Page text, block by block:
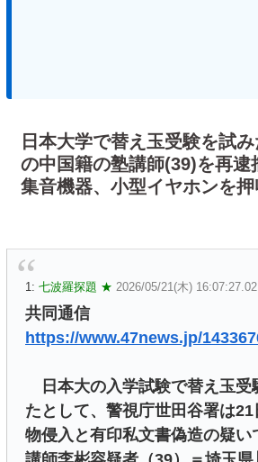
日本大学で替え玉受験を試
の中国籍の塾講師(39)を再逮
集音機器、小型イヤホンを押
1: 七波羅探題 ★ 2026/05/21(木)
共同通信
https://www.47news.jp/
日本大の入学試験で替え玉受
たとして、警視庁世田谷署は
物侵入と有印私文書偽造の疑い